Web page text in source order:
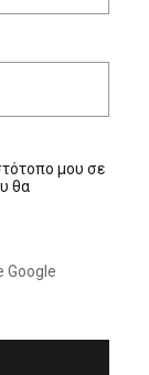
μου σε
θα
Google